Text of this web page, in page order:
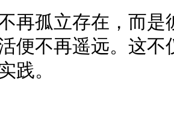
孤立存在，而是
便不再遥远。这
践。